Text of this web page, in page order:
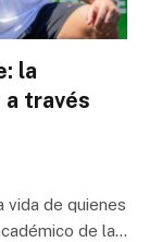
la
través
vida de quienes
de la…